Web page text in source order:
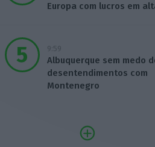
Europa com lucros em
9:59
Albuquerque sem medo
desentendimentos com
Montenegro